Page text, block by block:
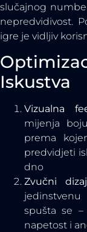
slučajnog
nepredvidivost.
igre je vidljiv
Iskustva
Vizualna
mijenja
prema
predvidjeti
dno
Zvučni
spušta se –
napetost i